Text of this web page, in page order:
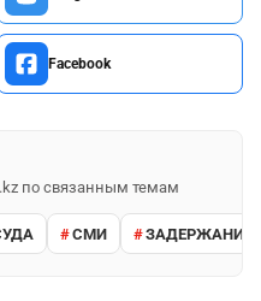
Facebook
по связанным темам
СМИ ЗАДЕРЖАНИЕ